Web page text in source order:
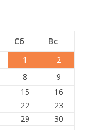
Сб
Вс
1
2
8
9
15
16
22
23
29
30